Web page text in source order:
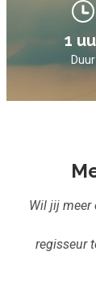
1
Duur
Wil jij meer
regisseur